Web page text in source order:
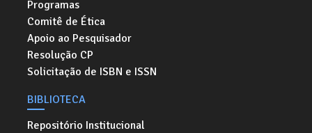
Programas
Comitê de Ética
Apoio ao Pesquisador
Resolução CP
Solicitação de ISBN e ISSN
BIBLIOTECA
Repositório Institucional